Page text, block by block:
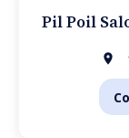
Pil Poil